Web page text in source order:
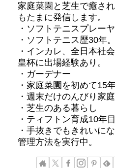
家庭菜園と芝生で癒さ
もたまに発信します。
・ソフトテニスプレー
・ソフトテニス歴30年。
・インカレ、全日本社
皇杯に出場経験あり。
・ガーデナー
・家庭菜園を初めて15年
・週末だけのんびり家庭
・芝生のある暮らし
・ティフトン育成10年目
・手抜きでもきれいに
管理方法を実行中。